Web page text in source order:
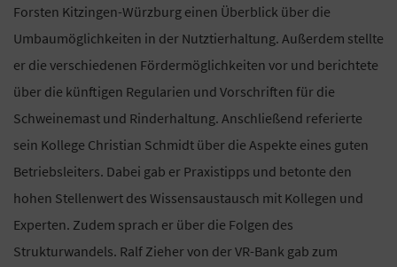
Forsten Kitzingen-Würzburg einen Überblick über die
Umbaumöglichkeiten in der Nutztierhaltung. Außerdem stellte
er die verschiedenen Fördermöglichkeiten vor und berichtete
über die künftigen Regularien und Vorschriften für die
Schweinemast und Rinderhaltung. Anschließend referierte
sein Kollege Christian Schmidt über die Aspekte eines guten
Betriebsleiters. Dabei gab er Praxistipps und betonte den
hohen Stellenwert des Wissensaustausch mit Kollegen und
Experten. Zudem sprach er über die Folgen des
Strukturwandels. Ralf Zieher von der VR-Bank gab zum